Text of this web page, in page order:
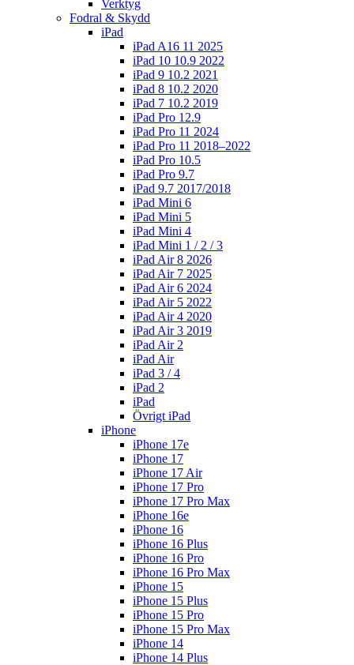
Verktyg
Fodral & Skydd
iPad
iPad A16 11 2025
iPad 10 10.9 2022
iPad 9 10.2 2021
iPad 8 10.2 2020
iPad 7 10.2 2019
iPad Pro 12.9
iPad Pro 11 2024
iPad Pro 11 2018–2022
iPad Pro 10.5
iPad Pro 9.7
iPad 9.7 2017/2018
iPad Mini 6
iPad Mini 5
iPad Mini 4
iPad Mini 1 / 2 / 3
iPad Air 8 2026
iPad Air 7 2025
iPad Air 6 2024
iPad Air 5 2022
iPad Air 4 2020
iPad Air 3 2019
iPad Air 2
iPad Air
iPad 3 / 4
iPad 2
iPad
Övrigt iPad
iPhone
iPhone 17e
iPhone 17
iPhone 17 Air
iPhone 17 Pro
iPhone 17 Pro Max
iPhone 16e
iPhone 16
iPhone 16 Plus
iPhone 16 Pro
iPhone 16 Pro Max
iPhone 15
iPhone 15 Plus
iPhone 15 Pro
iPhone 15 Pro Max
iPhone 14
iPhone 14 Plus